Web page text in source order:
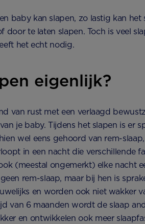
baby kan slapen, zo lastig kan
door te laten slapen. Toch is veel
het echt nodig.
eigenlijk?
van rust met een verlaagd
je baby. Tijdens het slapen is er
wel eens gehoord van rem-
in een nacht die verschillende
(meestal ongemerkt) elke nacht
rem-slaap, maar bij hen is
en worden ook niet wakker
van 6 maanden wordt de slaap
en ontwikkelen ook meer